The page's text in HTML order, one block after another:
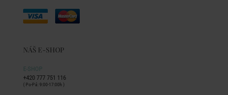
NÁŠ E-SHOP
E-SHOP
+420 777 751 116
( Po-Pá: 9:00-17:00h )